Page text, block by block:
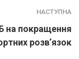
НАСТУПНА
на покращення
розв’язок